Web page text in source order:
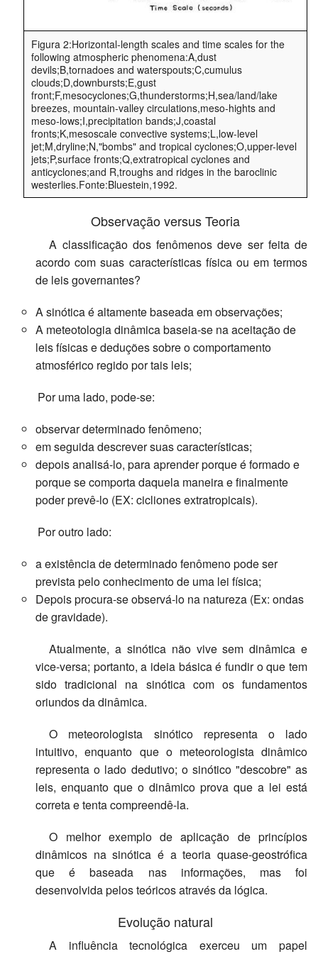
Figura 2:Horizontal-length scales and time scales for the
following atmospheric phenomena:A,dust
devils;B,tornadoes and waterspouts;C,cumulus
clouds;D,downbursts;E,gust
front;F,mesocyclones;G,thunderstorms;H,sea/land/lake
breezes, mountain-valley circulations,meso-hights and
meso-lows;I,precipitation bands;J,coastal
fronts;K,mesoscale convective systems;L,low-level
jet;M,dryline;N,"bombs" and tropical cyclones;O,upper-level
jets;P,surface fronts;Q,extratropical cyclones and
anticyclones;and R,troughs and ridges in the baroclinic
westerlies.Fonte:Bluestein,1992.
Observação versus Teoria
A classificação dos fenômenos deve ser feita de
acordo com suas características física ou em termos
de leis governantes?
A sinótica é altamente baseada em observações;
A meteotologia dinâmica baseia-se na aceitação de
leis físicas e deduções sobre o comportamento
atmosférico regido por tais leis;
Por uma lado, pode-se:
observar determinado fenômeno;
em seguida descrever suas características;
depois analisá-lo, para aprender porque é formado e
porque se comporta daquela maneira e finalmente
poder prevê-lo (EX: cicliones extratropicais).
Por outro lado:
a existência de determinado fenômeno pode ser
prevista pelo conhecimento de uma lei física;
Depois procura-se observá-lo na natureza (Ex: ondas
de gravidade).
Atualmente, a sinótica não vive sem dinâmica e
vice-versa; portanto, a ideia básica é fundir o que tem
sido tradicional na sinótica com os fundamentos
oriundos da dinâmica.
O meteorologista sinótico representa o lado
intuitivo, enquanto que o meteorologista dinâmico
representa o lado dedutivo; o sinótico "descobre" as
leis, enquanto que o dinâmico prova que a lei está
correta e tenta compreendê-la.
O melhor exemplo de aplicação de princípios
dinâmicos na sinótica é a teoria quase-geostrófica
que é baseada nas informações, mas foi
desenvolvida pelos teóricos através da lógica.
Evolução natural
A influência tecnológica exerceu um papel